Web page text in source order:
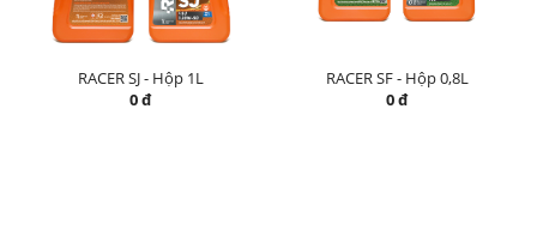
RACER SJ - Hộp 1L
0 đ
RACER SF - Hộp 0,8L
0 đ